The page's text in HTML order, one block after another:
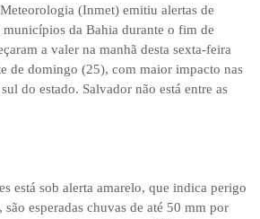
(Inmet) emitiu alertas de
municípios da Bahia durante o fim de
a valer na manhã desta sexta-feira
de domingo (25), com maior impacto nas
do estado. Salvador não está entre as
está sob alerta amarelo, que indica perigo
esperadas chuvas de até 50 mm por